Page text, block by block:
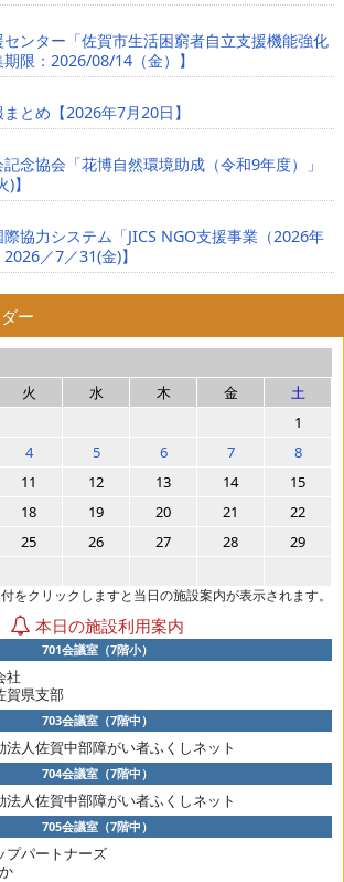
ンター「佐賀市生活困窮者自立支援機能強化
限：2026/08/14（金）】
とめ【2026年7月20日】
念協会「花博自然環境助成（令和9年度）」
】
協力システム「JICS NGO支援事業（2026年
／7／31(金)】
ー
火 水 木 金
土
1
4 5 6 7
8
11 12 13 14
15
18 19 20 21
22
25 26 27 28
29
をクリックしますと当日の施設案内が表示されます。
本日の施設利用案内
701会議室（7階小）
社
賀県支部
703会議室（7階中）
法人佐賀中部障がい者ふくしネット
704会議室（7階中）
法人佐賀中部障がい者ふくしネット
705会議室（7階中）
プパートナーズ